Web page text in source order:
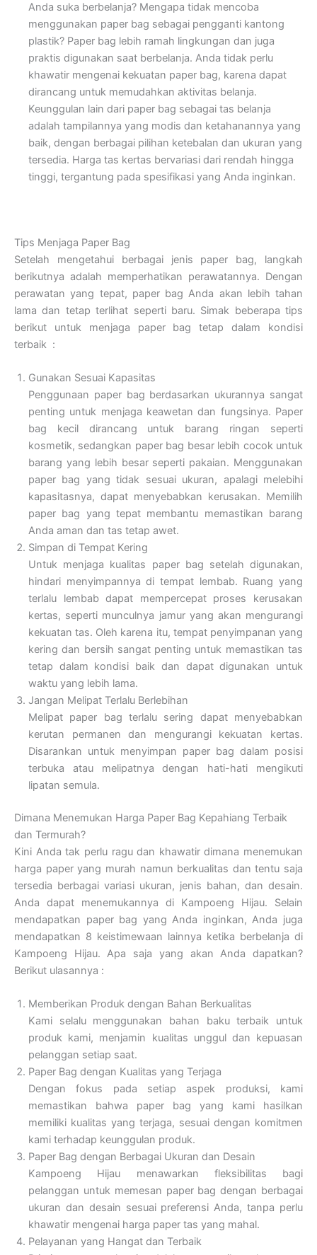
Anda suka berbelanja? Mengapa tidak mencoba
menggunakan paper bag sebagai pengganti kantong
plastik? Paper bag lebih ramah lingkungan dan juga
praktis digunakan saat berbelanja. Anda tidak perlu
khawatir mengenai kekuatan paper bag, karena dapat
dirancang untuk memudahkan aktivitas belanja.
Keunggulan lain dari paper bag sebagai tas belanja
adalah tampilannya yang modis dan ketahanannya yang
baik, dengan berbagai pilihan ketebalan dan ukuran yang
tersedia. Harga tas kertas bervariasi dari rendah hingga
tinggi, tergantung pada spesifikasi yang Anda inginkan.
Tips Menjaga Paper Bag
Setelah mengetahui berbagai jenis paper bag, langkah
berikutnya adalah memperhatikan perawatannya. Dengan
perawatan yang tepat, paper bag Anda akan lebih tahan
lama dan tetap terlihat seperti baru. Simak beberapa tips
berikut untuk menjaga paper bag tetap dalam kondisi
terbaik :
Gunakan Sesuai Kapasitas
Penggunaan paper bag berdasarkan ukurannya sangat
penting untuk menjaga keawetan dan fungsinya. Paper
bag kecil dirancang untuk barang ringan seperti
kosmetik, sedangkan paper bag besar lebih cocok untuk
barang yang lebih besar seperti pakaian. Menggunakan
paper bag yang tidak sesuai ukuran, apalagi melebihi
kapasitasnya, dapat menyebabkan kerusakan. Memilih
paper bag yang tepat membantu memastikan barang
Anda aman dan tas tetap awet.
Simpan di Tempat Kering
Untuk menjaga kualitas paper bag setelah digunakan,
hindari menyimpannya di tempat lembab. Ruang yang
terlalu lembab dapat mempercepat proses kerusakan
kertas, seperti munculnya jamur yang akan mengurangi
kekuatan tas. Oleh karena itu, tempat penyimpanan yang
kering dan bersih sangat penting untuk memastikan tas
tetap dalam kondisi baik dan dapat digunakan untuk
waktu yang lebih lama.
Jangan Melipat Terlalu Berlebihan
Melipat paper bag terlalu sering dapat menyebabkan
kerutan permanen dan mengurangi kekuatan kertas.
Disarankan untuk menyimpan paper bag dalam posisi
terbuka atau melipatnya dengan hati-hati mengikuti
lipatan semula.
Dimana Menemukan Harga Paper Bag Kepahiang Terbaik
dan Termurah?
Kini Anda tak perlu ragu dan khawatir dimana menemukan
harga paper yang murah namun berkualitas dan tentu saja
tersedia berbagai variasi ukuran, jenis bahan, dan desain.
Anda dapat menemukannya di Kampoeng Hijau. Selain
mendapatkan paper bag yang Anda inginkan, Anda juga
mendapatkan 8 keistimewaan lainnya ketika berbelanja di
Kampoeng Hijau. Apa saja yang akan Anda dapatkan?
Berikut ulasannya :
Memberikan Produk dengan Bahan Berkualitas
Kami selalu menggunakan bahan baku terbaik untuk
produk kami, menjamin kualitas unggul dan kepuasan
pelanggan setiap saat.
Paper Bag dengan Kualitas yang Terjaga
Dengan fokus pada setiap aspek produksi, kami
memastikan bahwa paper bag yang kami hasilkan
memiliki kualitas yang terjaga, sesuai dengan komitmen
kami terhadap keunggulan produk.
Paper Bag dengan Berbagai Ukuran dan Desain
Kampoeng Hijau menawarkan fleksibilitas bagi
pelanggan untuk memesan paper bag dengan berbagai
ukuran dan desain sesuai preferensi Anda, tanpa perlu
khawatir mengenai harga paper tas yang mahal.
Pelayanan yang Hangat dan Terbaik